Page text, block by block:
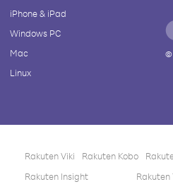
iPhone & iPad
Windows PC
Mac
Linux
©
Rakuten Viki Rakuten Kobo
Rakuten Insight
Rakuten